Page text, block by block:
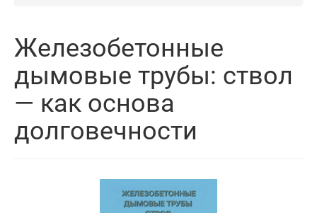
Железобетонные
дымовые трубы: ствол
— как основа
долговечности